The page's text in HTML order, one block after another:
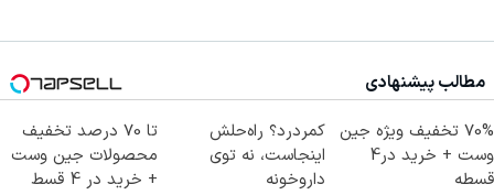
مطالب پیشنهادی
70% تخفیف ویژه جین
وست + خرید در4
قسطه
کمردرد؟ راه‌حلش
اینجاست، نه توی
داروخونه
تا 70 درصد تخفیف
محصولات جین وست
+ خرید در 4 قسط